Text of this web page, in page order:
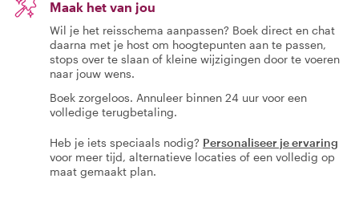
Maak het van jou
Wil je het reisschema aanpassen? Boek direct en chat
daarna met je host om hoogtepunten aan te passen,
stops over te slaan of kleine wijzigingen door te voeren
naar jouw wens.
Boek zorgeloos. Annuleer binnen 24 uur voor een
volledige terugbetaling.
Heb je iets speciaals nodig? Personaliseer je ervaring
voor meer tijd, alternatieve locaties of een volledig op
maat gemaakt plan.